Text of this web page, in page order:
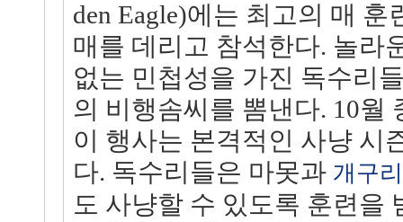
den Eagle)에는 최고의 매 훈
매를 데리고 참석한다. 놀라
없는 민첩성을 가진 독수리
의 비행솜씨를 뽐낸다. 10월
이 행사는 본격적인 사냥 시
다. 독수리들은 마못과 개구리
도 사냥할 수 있도록 훈련을